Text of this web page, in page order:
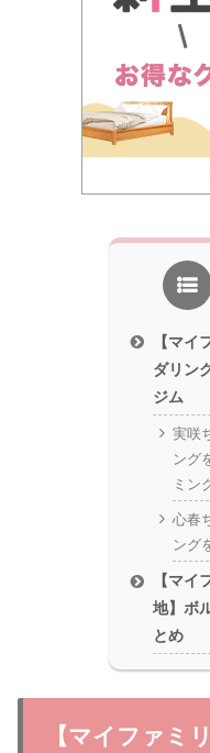
【マイ
ダリン
ジム
実咲
ング
ミン
心春
ング
【マイ
地】ボ
とめ
【マイファミ